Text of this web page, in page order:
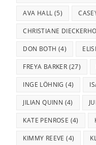
AVA HALL (5)
CHRISTIANE
DON BOTH (4)
FREYA BARKER (27)
INGE LÖHNIG (4)
JILIAN QUINN (4)
KATE PENROSE (4)
KIMMY REEVE (4)